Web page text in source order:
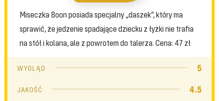
Miseczka Boon posiada specjalny „daszek”, który ma
sprawić, że jedzenie spadające dziecku z łyżki nie trafia
na stół i kolana, ale z powrotem do talerza. Cena: 47 zł
WYGLĄD 5
JAKOŚĆ 4.5